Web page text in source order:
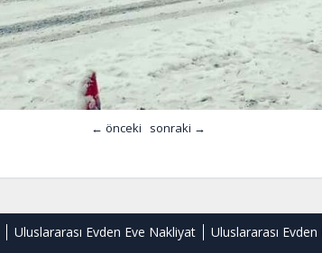
← önceki sonraki →
Uluslararası Evden Eve Nakliyat Uluslararası Evden